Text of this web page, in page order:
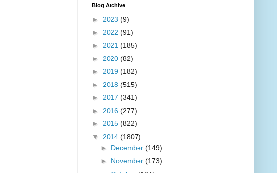
Blog Archive
► 2023 (9)
► 2022 (91)
► 2021 (185)
► 2020 (82)
► 2019 (182)
► 2018 (515)
► 2017 (341)
► 2016 (277)
► 2015 (822)
▼ 2014 (1807)
► December (149)
► November (173)